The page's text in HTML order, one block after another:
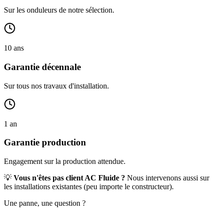
Sur les onduleurs de notre sélection.
10 ans
Garantie décennale
Sur tous nos travaux d'installation.
1 an
Garantie production
Engagement sur la production attendue.
💡 Vous n'êtes pas client AC Fluide ? Nous intervenons aussi sur
les installations existantes (peu importe le constructeur).
Une panne, une question ?